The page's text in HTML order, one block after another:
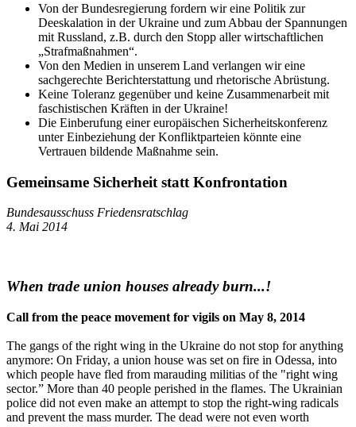
Von der Bundesregierung fordern wir eine Politik zur
Deeskalation in der Ukraine und zum Abbau der Spannungen
mit Russland, z.B. durch den Stopp aller wirtschaftlichen
„Strafmaßnahmen“.
Von den Medien in unserem Land verlangen wir eine
sachgerechte Berichterstattung und rhetorische Abrüstung.
Keine Toleranz gegenüber und keine Zusammenarbeit mit
faschistischen Kräften in der Ukraine!
Die Einberufung einer europäischen Sicherheitskonferenz
unter Einbeziehung der Konfliktparteien könnte eine
Vertrauen bildende Maßnahme sein.
Gemeinsame Sicherheit statt Konfrontation
Bundesausschuss Friedensratschlag
4. Mai 2014
When trade union houses already burn...!
Call from the peace movement for vigils on May 8, 2014
The gangs of the right wing in the Ukraine do not stop for anything
anymore: On Friday, a union house was set on fire in Odessa, into
which people have fled from marauding militias of the "right wing
sector.” More than 40 people perished in the flames. The Ukrainian
police did not even make an attempt to stop the right-wing radicals
and prevent the mass murder. The dead were not even worth